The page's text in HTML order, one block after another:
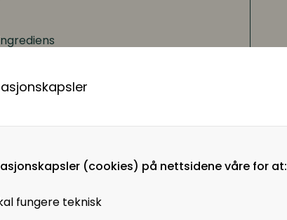
(cookies) på nettsidene våre for at:
fungere teknisk
og har rollen
Håvard har
oppkjøp og
hvor team
engasjement,
snakker om og